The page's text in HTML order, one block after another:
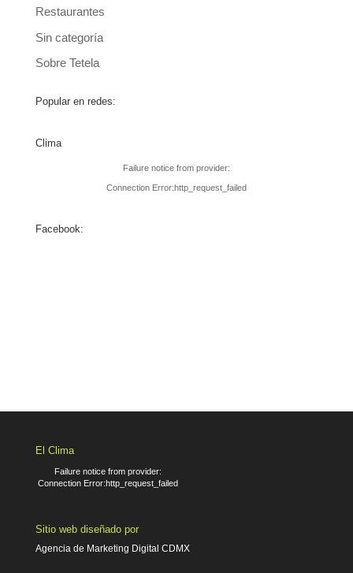
Restaurantes
Sin categoría
Sobre Tetela
Popular en redes:
Clima
Failure notice from provider:
Connection Error:http_request_failed
Facebook:
El Clima
Failure notice from provider:
Connection Error:http_request_failed
Sitio web diseñado por
Agencia de Marketing Digital CDMX